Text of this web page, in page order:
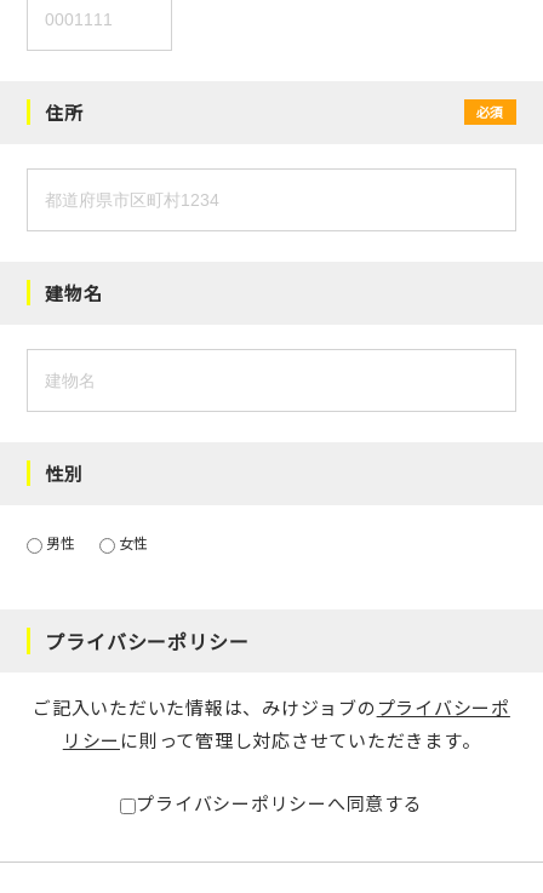
住所 必須
建物名
性別
男性 女性
プライバシーポリシー
ご記入いただいた情報は、みけジョブのプライバシーポ
リシー に則って管理し対応させていただきます。
プライバシーポリシーへ同意する